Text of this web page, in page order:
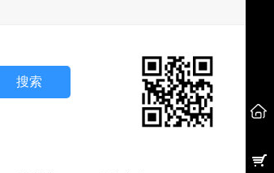
搜索